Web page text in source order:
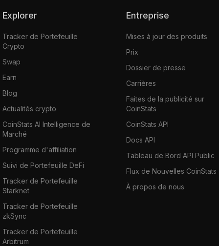
Explorer
Tracker de Portefeuille
Crypto
Swap
Earn
Blog
Actualités crypto
CoinStats AI Intelligence de
Marché
Programme d'affiliation
Suivi de Portefeuille DeFi
Tracker de Portefeuille
Starknet
Tracker de Portefeuille
zkSync
Tracker de Portefeuille
Arbitrum
Entreprise
Mises à jour des produits
Prix
Dossier de presse
Carrières
Faites de la publicité sur
CoinStats
CoinStats API
Docs API
Tableau de Bord API Public
Flux de Nouvelles CoinStats
À propos de nous